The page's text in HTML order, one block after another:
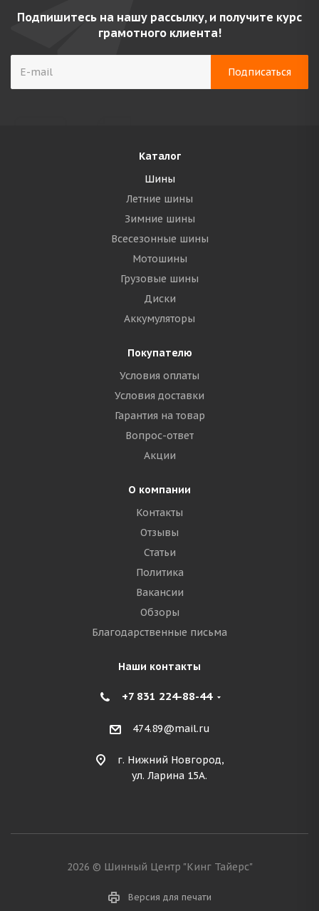
Подпишитесь на нашу рассылку, и получите курс
грамотного клиента!
Каталог
Шины
Летние шины
Зимние шины
Всесезонные шины
Мотошины
Грузовые шины
Диски
Аккумуляторы
Покупателю
Условия оплаты
Условия доставки
Гарантия на товар
Вопрос-ответ
Акции
О компании
Контакты
Отзывы
Статьи
Политика
Вакансии
Обзоры
Благодарственные письма
Наши контакты
+7 831 224-88-44
474.89@mail.ru
г. Нижний Новгород,
ул. Ларина 15А.
2026 © Шинный Центр "Кинг Тайерс"
Версия для печати